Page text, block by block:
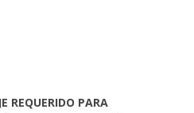
REQUERIDO PARA